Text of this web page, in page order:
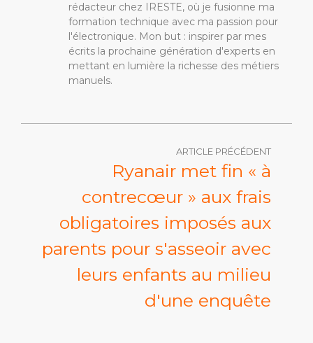
rédacteur chez IRESTE, où je fusionne ma
formation technique avec ma passion pour
l'électronique. Mon but : inspirer par mes
écrits la prochaine génération d'experts en
mettant en lumière la richesse des métiers
manuels.
ARTICLE PRÉCÉDENT
Ryanair met fin « à
contrecœur » aux frais
obligatoires imposés aux
parents pour s'asseoir avec
leurs enfants au milieu
d'une enquête